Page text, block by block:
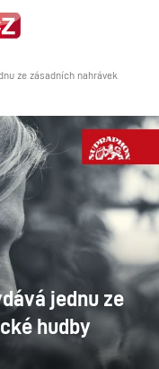
ze zásadních nahrávek
jednu ze
hudby